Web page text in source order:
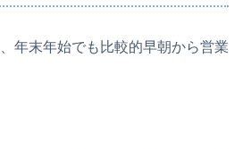
年末年始でも比較的早朝から営業